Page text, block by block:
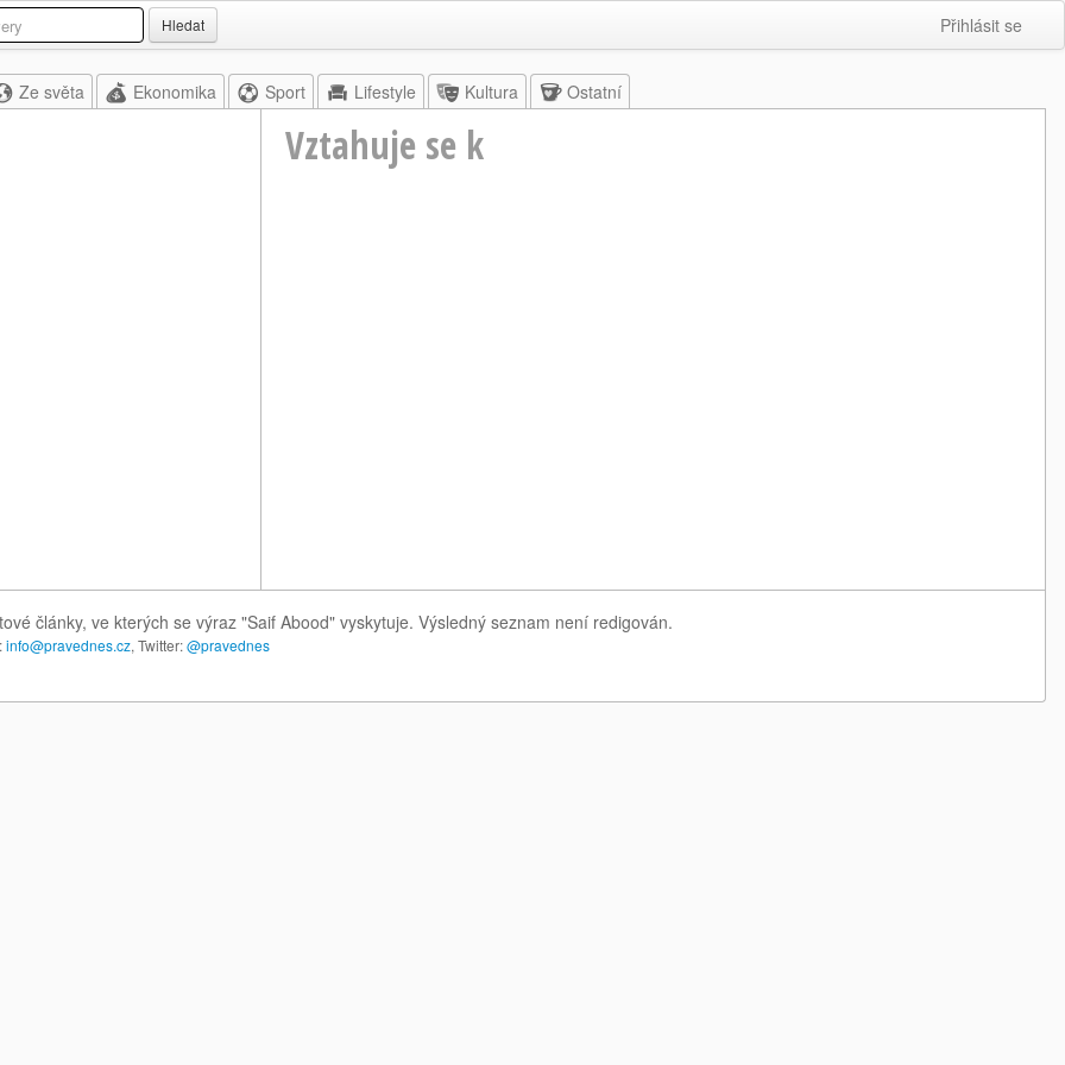
Hledat Přihlásit se
Ze světa Ekonomika Sport Lifestyle Kultura Ostatní
Vztahuje se k
články, ve kterých se výraz "Saif Abood" vyskytuje. Výsledný seznam není redigován.
info@pravednes.cz, Twitter:@pravednes